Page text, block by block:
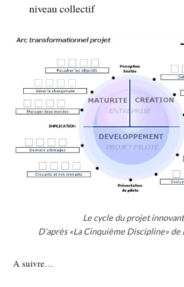
niveau collectif
Le cycle du projet innovant
D’après «La Cinquième Discipline» de
A suivre…